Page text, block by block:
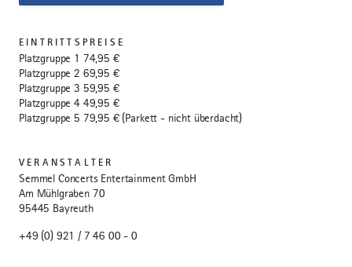
EINTRITTSPREISE
Platzgruppe 1 74,95 €
Platzgruppe 2 69,95 €
Platzgruppe 3 59,95 €
Platzgruppe 4 49,95 €
Platzgruppe 5 79,95 € (Parkett - nicht überdacht)
VERANSTALTER
Semmel Concerts Entertainment GmbH
Am Mühlgraben 70
95445 Bayreuth
+49 (0) 921 / 7 46 00 - 0